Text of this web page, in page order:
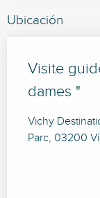
Ubicación
Visite
dames "
Vichy
Parc, 03200